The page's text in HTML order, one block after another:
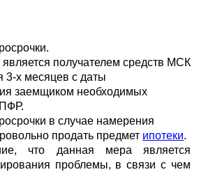
получателем средств МСК
3-х месяцев с даты
заемщиком необходимых
в случае намерения
продать предмет ипотеки.
что данная мера является
проблемы, в связи с чем